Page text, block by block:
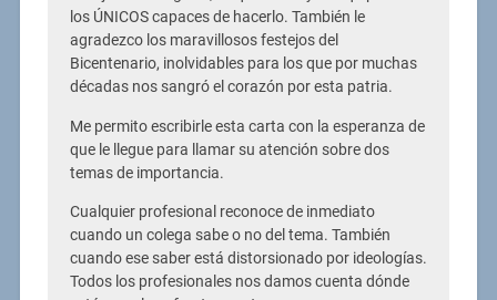
los ÚNICOS capaces de hacerlo. También le
agradezco los maravillosos festejos del
Bicentenario, inolvidables para los que por muchas
décadas nos sangró el corazón por esta patria.
Me permito escribirle esta carta con la esperanza de
que le llegue para llamar su atención sobre dos
temas de importancia.
Cualquier profesional reconoce de inmediato
cuando un colega sabe o no del tema. También
cuando ese saber está distorsionado por ideologías.
Todos los profesionales nos damos cuenta dónde